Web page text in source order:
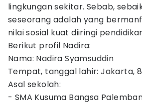
lingkungan sekitar. Sebab,
seseorang adalah yang
nilai sosial kuat diiringi
Berikut profil Nadira:
Nama: Nadira Syamsuddin
Tempat, tanggal lahir: Jakarta,
Asal sekolah:
- SMA Kusuma Bangsa